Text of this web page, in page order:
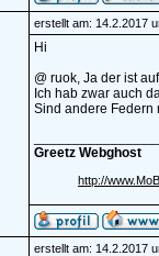
erstellt am: 14.2.2017
Hi
@ ruok, Ja der ist
Ich hab zwar auch
Sind andere Federn
Greetz Webghost
http://
erstellt am: 14.2.2017